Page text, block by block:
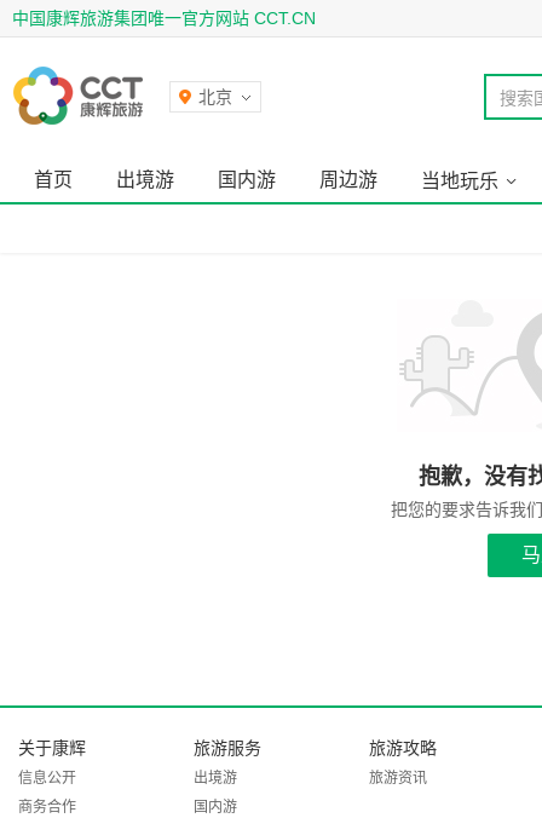
中国康辉旅游集团唯一官方网站 CCT.CN
北京 搜索
首页 出境游 国内游 周边游 当地玩乐
抱歉，没有
把您的要求告诉我
关于康辉
信息公开
商务合作
旅游服务
出境游
国内游
旅游攻略
旅游资讯